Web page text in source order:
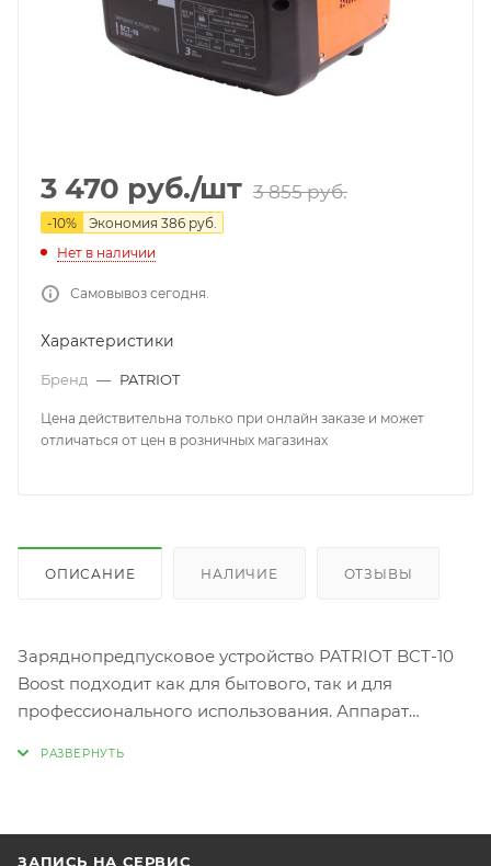
3 470 руб./шт 3 855руб.
-10% Экономия 386 руб.
Нет в наличии
Самовывоз сегодня.
Характеристики
Бренд — PATRIOT
Цена действительна только при онлайн заказе и может
отличаться от цен в розничных магазинах
ОПИСАНИЕ НАЛИЧИЕ ОТЗЫВЫ
Заряднопредпусковое устройство PATRIOT BCT-10
Boоst подходит как для бытового, так и для
профессионального использования. Аппарат
ЗАПИСЬ НА СЕРВИС